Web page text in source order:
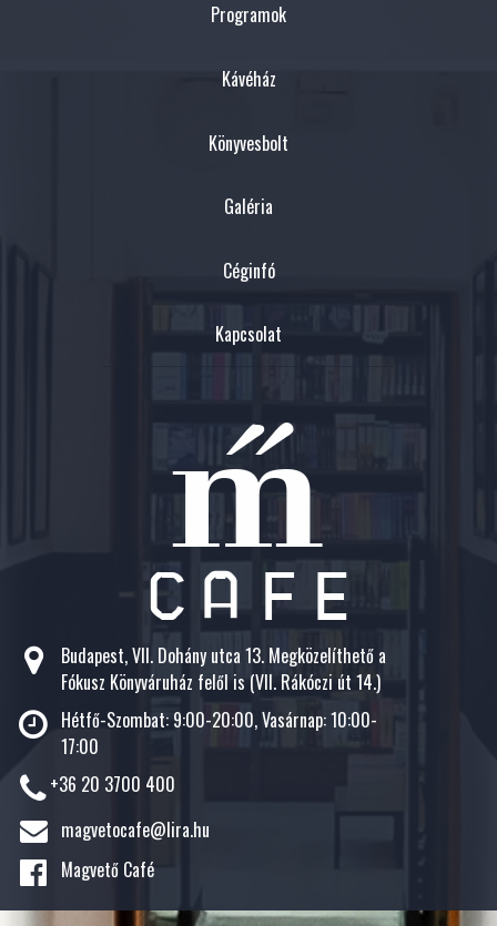
Programok
Kávéház
Könyvesbolt
Galéria
Céginfó
Kapcsolat
Budapest, VII. Dohány utca 13. Megközelíthető a
Fókusz Könyváruház felől is (VII. Rákóczi út 14.)
Hétfő-Szombat: 9:00-20:00, Vasárnap: 10:00-
17:00
+36 20 3700 400
magvetocafe@lira.hu
Magvető Café